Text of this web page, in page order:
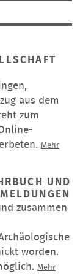
aus dem
zum
Mehr
UND
zusammen
worden.
Mehr